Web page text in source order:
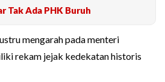
Tak Ada PHK Buruh
mengarah pada menteri
rekam jejak kedekatan historis